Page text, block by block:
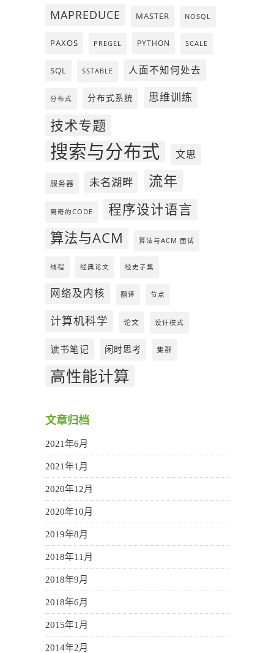
MAPREDUCE MASTER NOSQL
PAXOS PREGEL PYTHON SCALE
SQL SSTABLE 人面不知何处去
分布式 分布式系统 思维训练
技术专题
搜索与分布式 文思
服务器 未名湖畔 流年
离奇的CODE 程序设计语言
算法与ACM 算法与ACM 面试
线程 经典论文 经史子集
网络及内核 翻译 节点
计算机科学 论文 设计模式
读书笔记 闲时思考 集群
高性能计算
文章归档
2021年6月
2021年1月
2020年12月
2020年10月
2019年8月
2018年11月
2018年9月
2018年6月
2015年1月
2014年2月